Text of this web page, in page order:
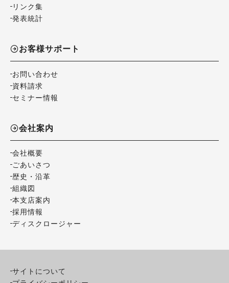
リンク集
発表統計
お客様サポート
お問い合わせ
資料請求
セミナー情報
会社案内
会社概要
ごあいさつ
歴史・沿革
組織図
本支店案内
採用情報
ディスクロージャー
サイトについて